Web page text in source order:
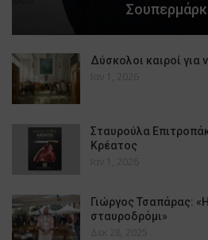
Δύσκολοι καιροί για
Ιαν 1, 2026
Σταυρούλα
Κρέατος
Ιαν 1, 2026
Γιώργος Τσαπάρας:
σταυροδρόμι»
Δεκ 28, 2025